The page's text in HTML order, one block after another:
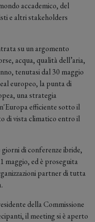
accademico, del
e altri stakeholders
su un argomento
acqua, qualità dell’aria,
tenutasi dal 30 maggio
europeo, la punta di
una strategia
efficiente sotto il
di vista climatico entro il
di conferenze ibride,
maggio, ed è proseguita
partner di tutta
della Commissione
il meeting si è aperto